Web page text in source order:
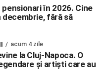
în 2026. Cine
fără să
acum 4 zile
la Cluj-Napoca. O
și artiști care au